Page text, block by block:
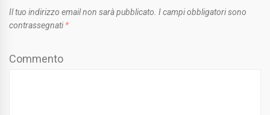
Il tuo indirizzo email non sarà pubblicato. I campi obbligatori sono
contrassegnati *
Commento